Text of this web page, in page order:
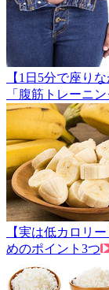
【1日5分で座り
「腹筋トレーニ
【実は低カロリ
めのポイント3つ